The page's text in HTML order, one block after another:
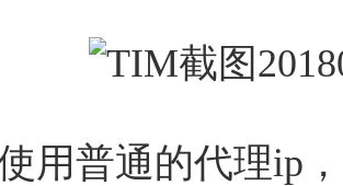
用普通的代理ip